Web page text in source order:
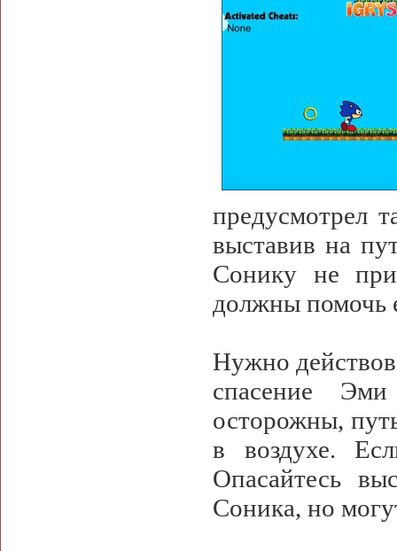
предусмотрел
выставив на
Сонику не
должны помочь
Нужно
спасение
осторожны,
в воздухе.
Опасайтесь
Соника, но